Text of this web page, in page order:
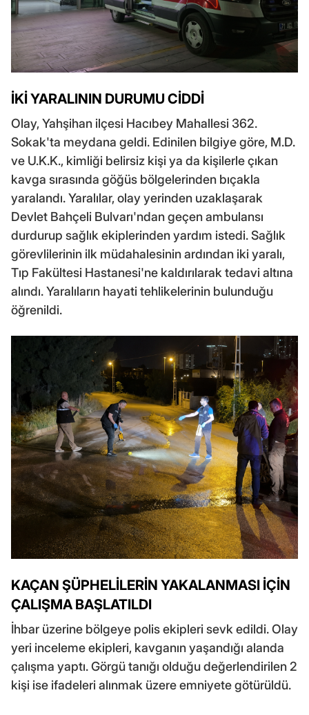
İKİ YARALININ DURUMU CİDDİ
Olay, Yahşihan ilçesi Hacıbey Mahallesi 362.
Sokak'ta meydana geldi. Edinilen bilgiye göre, M.D.
ve U.K.K., kimliği belirsiz kişi ya da kişilerle çıkan
kavga sırasında göğüs bölgelerinden bıçakla
yaralandı. Yaralılar, olay yerinden uzaklaşarak
Devlet Bahçeli Bulvarı'ndan geçen ambulansı
durdurup sağlık ekiplerinden yardım istedi. Sağlık
görevlilerinin ilk müdahalesinin ardından iki yaralı,
Tıp Fakültesi Hastanesi'ne kaldırılarak tedavi altına
alındı. Yaralıların hayati tehlikelerinin bulunduğu
öğrenildi.
KAÇAN ŞÜPHELİLERİN YAKALANMASI İÇİN
ÇALIŞMA BAŞLATILDI
İhbar üzerine bölgeye polis ekipleri sevk edildi. Olay
yeri inceleme ekipleri, kavganın yaşandığı alanda
çalışma yaptı. Görgü tanığı olduğu değerlendirilen 2
kişi ise ifadeleri alınmak üzere emniyete götürüldü.